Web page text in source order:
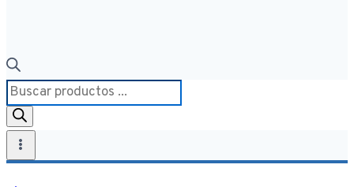
Búsqueda
de
productos